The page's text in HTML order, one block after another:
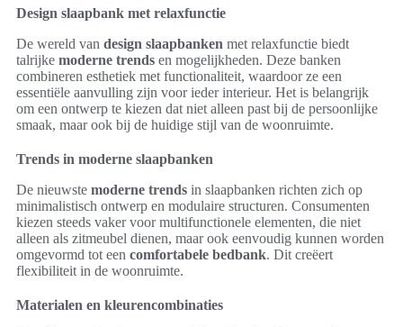
Design slaapbank met relaxfunctie
De wereld van design slaapbanken met relaxfunctie biedt
talrijke moderne trends en mogelijkheden. Deze banken
combineren esthetiek met functionaliteit, waardoor ze een
essentiële aanvulling zijn voor ieder interieur. Het is belangrijk
om een ontwerp te kiezen dat niet alleen past bij de persoonlijke
smaak, maar ook bij de huidige stijl van de woonruimte.
Trends in moderne slaapbanken
De nieuwste moderne trends in slaapbanken richten zich op
minimalistisch ontwerp en modulaire structuren. Consumenten
kiezen steeds vaker voor multifunctionele elementen, die niet
alleen als zitmeubel dienen, maar ook eenvoudig kunnen worden
omgevormd tot een comfortabele bedbank. Dit creëert
flexibiliteit in de woonruimte.
Materialen en kleurencombinaties